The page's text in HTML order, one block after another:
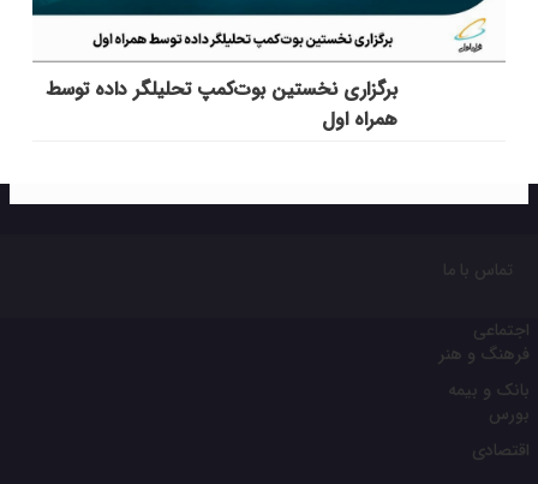
برگزاری نخستین بوت‌کمپ تحلیلگر داده توسط
همراه اول
تماس با ما
اجتماعی
فرهنگ و هنر
بانک و بیمه
بورس
اقتصادی